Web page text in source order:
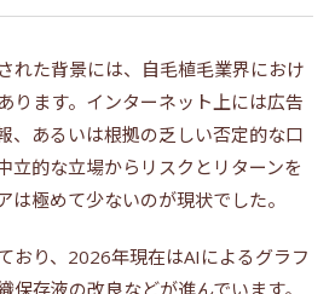
れた背景には、自毛植毛業界におけ
ります。インターネット上には広告
、あるいは根拠の乏しい否定的な口
立的な立場からリスクとリターンを
は極めて少ないのが現状でした。
おり、2026年現在はAIによるグラフ
保存液の改良などが進んでいます。